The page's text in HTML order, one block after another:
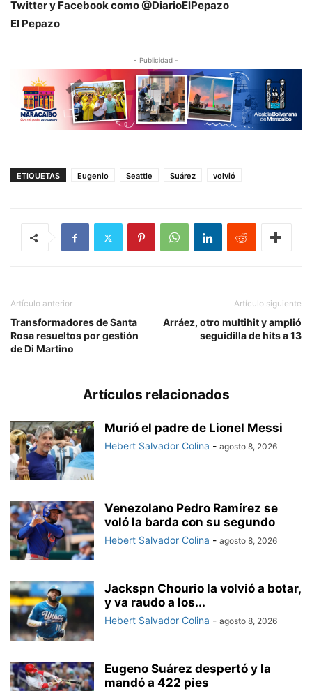
Twitter y Facebook como @DiarioElPepazo
El Pepazo
- Publicidad -
ETIQUETAS Eugenio Seattle Suárez volvió
Artículo anterior
Transformadores de Santa
Rosa resueltos por gestión
de Di Martino
Artículo siguiente
Arráez, otro multihit y amplió
seguidilla de hits a 13
Artículos relacionados
Murió el padre de Lionel Messi
Hebert Salvador Colina - agosto 8, 2026
Venezolano Pedro Ramírez se
voló la barda con su segundo
Hebert Salvador Colina - agosto 8, 2026
Jackspn Chourio la volvió a botar,
y va raudo a los...
Hebert Salvador Colina - agosto 8, 2026
Eugeno Suárez despertó y la
mandó a 422 pies